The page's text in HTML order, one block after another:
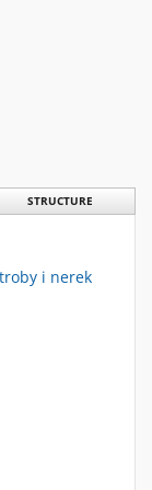
STRUCTURE
i nerek